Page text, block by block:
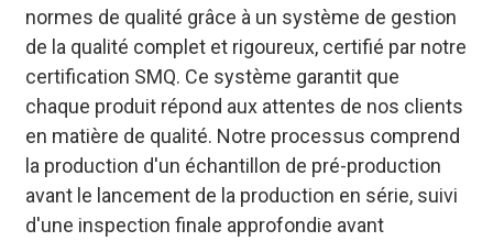
normes de qualité grâce à un système de gestion
de la qualité complet et rigoureux, certifié par notre
certification SMQ. Ce système garantit que
chaque produit répond aux attentes de nos clients
en matière de qualité. Notre processus comprend
la production d'un échantillon de pré-production
avant le lancement de la production en série, suivi
d'une inspection finale approfondie avant